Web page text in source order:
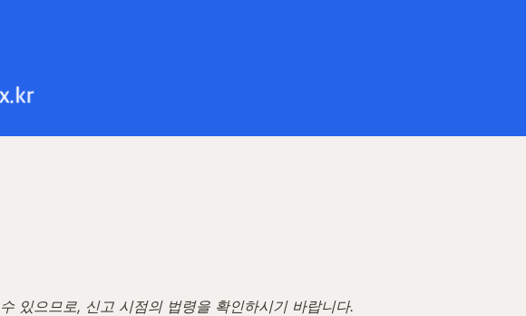
있으므로, 신고 시점의 법령을 확인하시기 바랍니다.